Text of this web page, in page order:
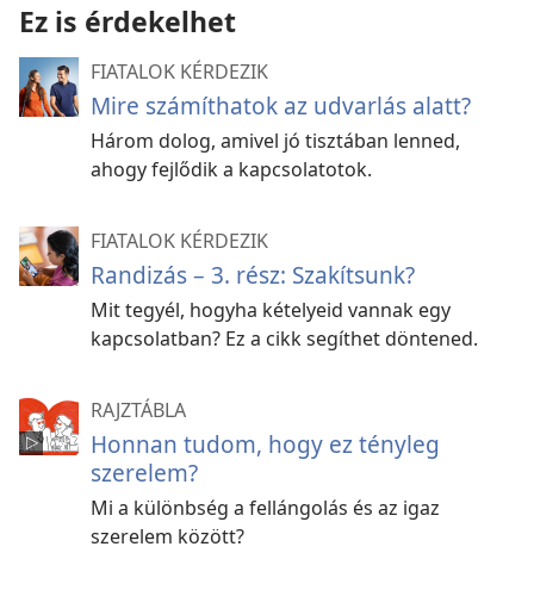
Ez is érdekelhet
FIATALOK KÉRDEZIK
Mire számíthatok az udvarlás alatt?
Három dolog, amivel jó tisztában lenned,
ahogy fejlődik a kapcsolatotok.
FIATALOK KÉRDEZIK
Randizás – 3. rész: Szakítsunk?
Mit tegyél, hogyha kételyeid vannak egy
kapcsolatban? Ez a cikk segíthet döntened.
RAJZTÁBLA
Honnan tudom, hogy ez tényleg
szerelem?
Mi a különbség a fellángolás és az igaz
szerelem között?